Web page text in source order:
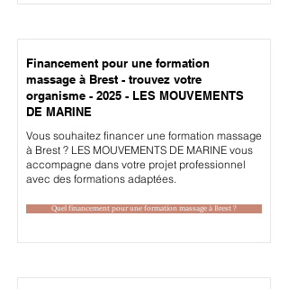
Financement pour une formation
massage à Brest - trouvez votre
organisme - 2025 - LES MOUVEMENTS
DE MARINE
Vous souhaitez financer une formation massage
à Brest ? LES MOUVEMENTS DE MARINE vous
accompagne dans votre projet professionnel
avec des formations adaptées.
Quel financement pour une formation massage à Brest ?